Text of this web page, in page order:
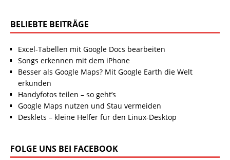
BELIEBTE BEITRÄGE
Excel-Tabellen mit Google Docs bearbeiten
Songs erkennen mit dem iPhone
Besser als Google Maps? Mit Google Earth die Welt
erkunden
Handyfotos teilen – so geht’s
Google Maps nutzen und Stau vermeiden
Desklets – kleine Helfer für den Linux-Desktop
FOLGE UNS BEI FACEBOOK